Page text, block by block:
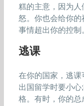
糕的主意，因为
怒。你也会给你的
事情超出你的控制
逃课
在你的国家，逃课
出国留学时要小心
格。有时，你的